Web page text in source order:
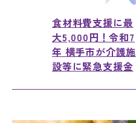
食材料費支援に最
大5,000円！令和7
年 横手市が介護施
設等に緊急支援金